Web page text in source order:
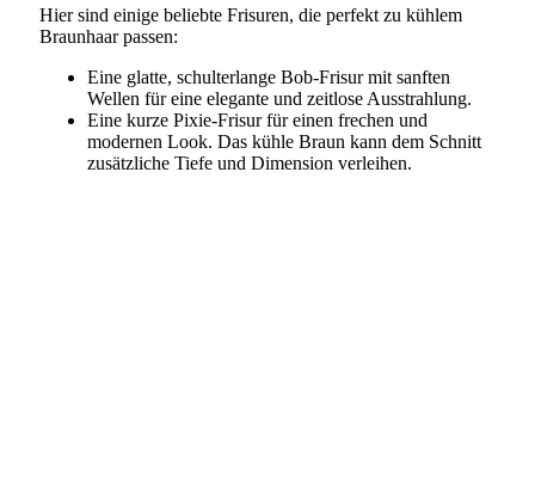
Hier sind einige beliebte Frisuren, die perfekt zu kühlem
Braunhaar passen:
Eine glatte, schulterlange Bob-Frisur mit sanften
Wellen für eine elegante und zeitlose Ausstrahlung.
Eine kurze Pixie-Frisur für einen frechen und
modernen Look. Das kühle Braun kann dem Schnitt
zusätzliche Tiefe und Dimension verleihen.